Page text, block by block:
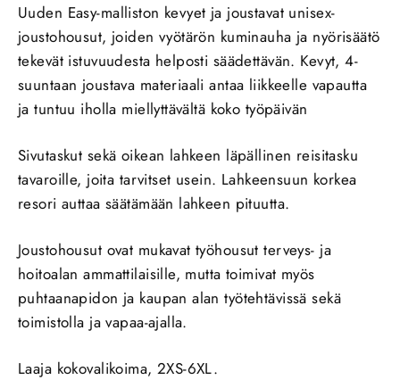
Uuden Easy-malliston kevyet ja joustavat unisex-
joustohousut, joiden vyötärön kuminauha ja nyörisäätö
tekevät istuvuudesta helposti säädettävän. Kevyt, 4-
suuntaan joustava materiaali antaa liikkeelle vapautta
ja tuntuu iholla miellyttävältä koko työpäivän
Sivutaskut sekä oikean lahkeen läpällinen reisitasku
tavaroille, joita tarvitset usein. Lahkeensuun korkea
resori auttaa säätämään lahkeen pituutta.
Joustohousut ovat mukavat työhousut terveys- ja
hoitoalan ammattilaisille, mutta toimivat myös
puhtaanapidon ja kaupan alan työtehtävissä sekä
toimistolla ja vapaa-ajalla.
Laaja kokovalikoima, 2XS-6XL.